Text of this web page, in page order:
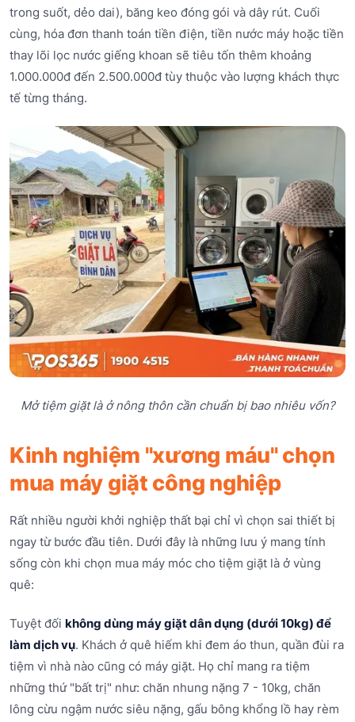
trong suốt, dẻo dai), băng keo đóng gói và dây rút. Cuối
cùng, hóa đơn thanh toán tiền điện, tiền nước máy hoặc tiền
thay lõi lọc nước giếng khoan sẽ tiêu tốn thêm khoảng
1.000.000đ đến 2.500.000đ tùy thuộc vào lượng khách thực
tế từng tháng.
Mở tiệm giặt là ở nông thôn cần chuẩn bị bao nhiêu vốn?
Kinh nghiệm "xương máu" chọn
mua máy giặt công nghiệp
Rất nhiều người khởi nghiệp thất bại chỉ vì chọn sai thiết bị
ngay từ bước đầu tiên. Dưới đây là những lưu ý mang tính
sống còn khi chọn mua máy móc cho tiệm giặt là ở vùng
quê:
Tuyệt đối không dùng máy giặt dân dụng (dưới 10kg) để
làm dịch vụ. Khách ở quê hiếm khi đem áo thun, quần đùi ra
tiệm vì nhà nào cũng có máy giặt. Họ chỉ mang ra tiệm
những thứ "bất trị" như: chăn nhung nặng 7 - 10kg, chăn
lông cừu ngậm nước siêu nặng, gấu bông khổng lồ hay rèm